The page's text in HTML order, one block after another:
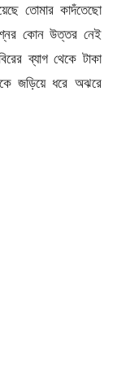
তোমার কাদঁতেছো
কোন উত্তর নেই
ব্যাগ থেকে টাকা
জড়িয়ে ধরে অঝরে